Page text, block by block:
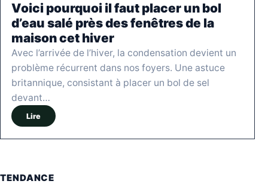
Voici pourquoi il faut placer un bol
d’eau salé près des fenêtres de la
maison cet hiver
Avec l’arrivée de l’hiver, la condensation devient un
problème récurrent dans nos foyers. Une astuce
britannique, consistant à placer un bol de sel
devant…
Lire
TENDANCE